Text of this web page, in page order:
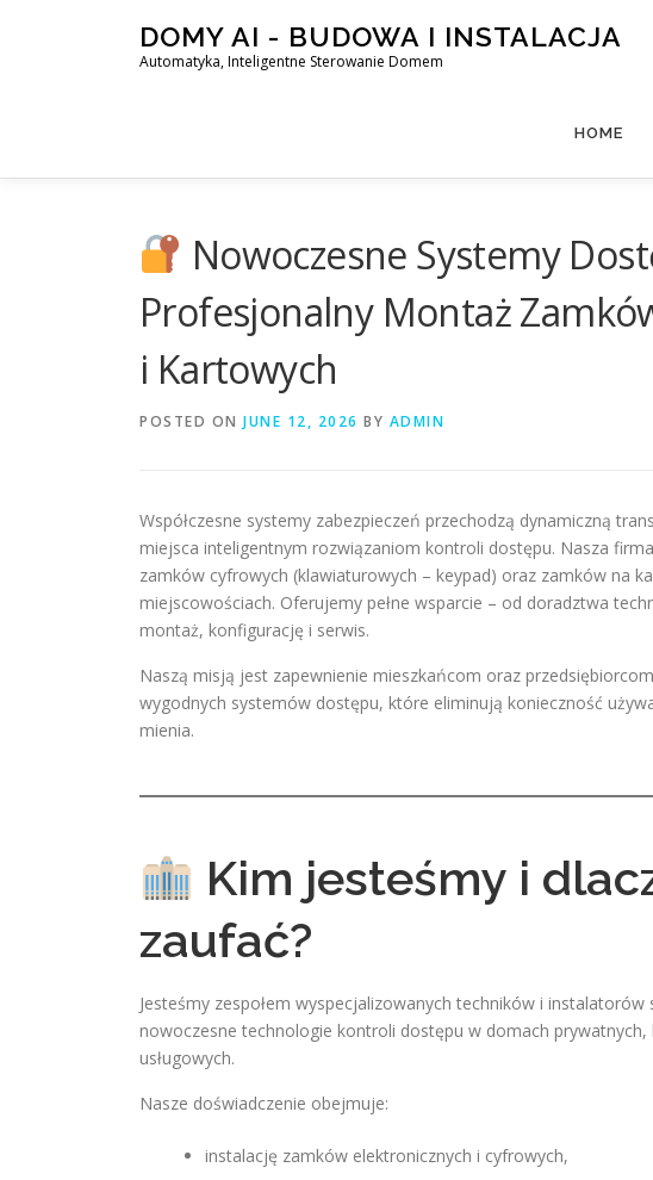
DOMY AI - BUDOWA I INSTALACJA
Automatyka, Inteligentne Sterowanie Domem
HOME
Nowoczesne Systemy
Profesjonalny Montaż
i Kartowych
POSTED ON JUNE 12, 2026 BY ADMIN
Współczesne systemy zabezpieczeń przechodzą dynamiczną
miejsca inteligentnym rozwiązaniom kontroli dostępu. Nasza
zamków cyfrowych (klawiaturowych – keypad) oraz zamków na
miejscowościach. Oferujemy pełne wsparcie – od doradztwa
montaż, konfigurację i serwis.
Naszą misją jest zapewnienie mieszkańcom oraz
wygodnych systemów dostępu, które eliminują konieczność
mienia.
Kim jesteśmy i
zaufać?
Jesteśmy zespołem wyspecjalizowanych techników i
nowoczesne technologie kontroli dostępu w domach
usługowych.
Nasze doświadczenie obejmuje:
instalację zamków elektronicznych i cyfrowych,